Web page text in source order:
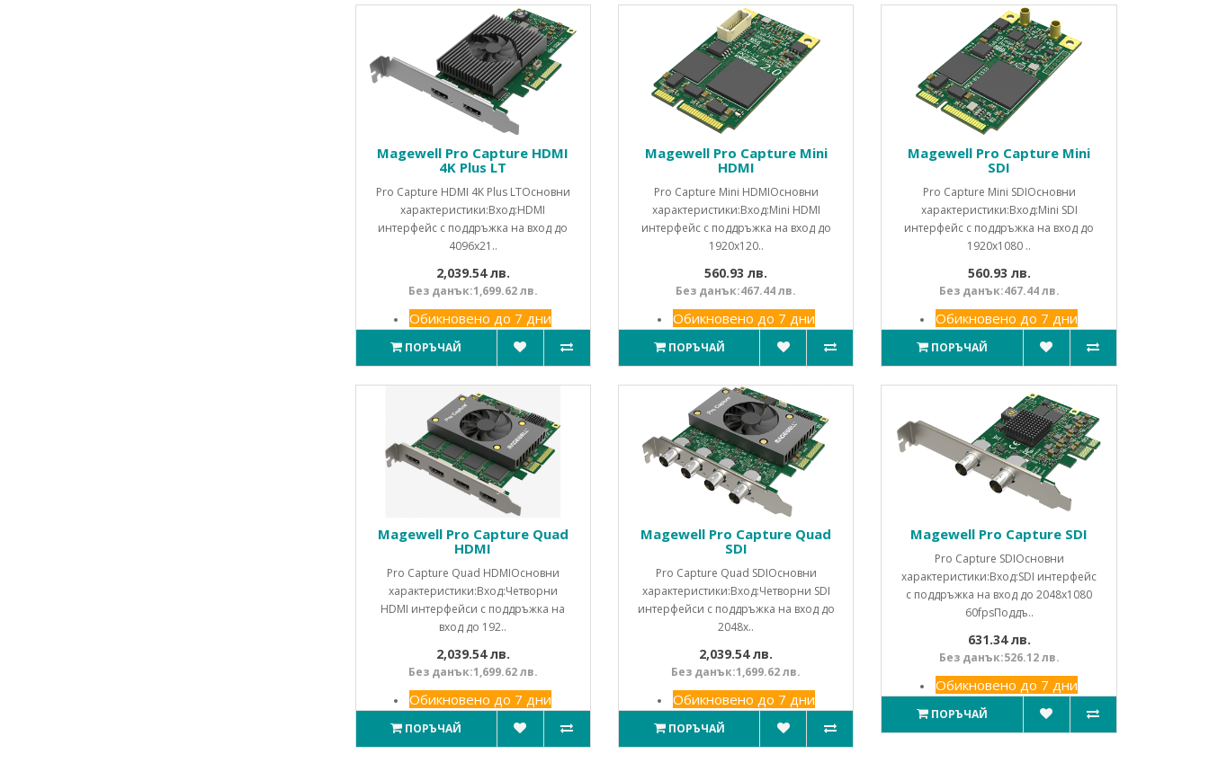
Magewell Pro Capture HDMI
4K Plus LT
Pro Capture HDMI 4K Plus LTОсновни
характеристики:Вход:HDMI
интерфейс с поддръжка на вход до
4096x21..
2,039.54 лв.
Без данък:1,699.62 лв.
Обикновено до 7 дни
ПОРЪЧАЙ
Magewell Pro Capture Mini
HDMI
Pro Capture Mini HDMIОсновни
характеристики:Вход:Mini HDMI
интерфейс с поддръжка на вход до
1920x120..
560.93 лв.
Без данък:467.44 лв.
Обикновено до 7 дни
ПОРЪЧАЙ
Magewell Pro Capture Mini
SDI
Pro Capture Mini SDIОсновни
характеристики:Вход:Mini SDI
интерфейс с поддръжка на вход до
1920x1080 ..
560.93 лв.
Без данък:467.44 лв.
Обикновено до 7 дни
ПОРЪЧАЙ
Magewell Pro Capture Quad
HDMI
Pro Capture Quad HDMIОсновни
характеристики:Вход:Четворни
HDMI интерфейси с поддръжка на
вход до 192..
2,039.54 лв.
Без данък:1,699.62 лв.
Обикновено до 7 дни
ПОРЪЧАЙ
Magewell Pro Capture Quad
SDI
Pro Capture Quad SDIОсновни
характеристики:Вход:Четворни SDI
интерфейси с поддръжка на вход до
2048x..
2,039.54 лв.
Без данък:1,699.62 лв.
Обикновено до 7 дни
ПОРЪЧАЙ
Magewell Pro Capture SDI
Pro Capture SDIОсновни
характеристики:Вход:SDI интерфейс
с поддръжка на вход до 2048x1080
60fpsПоддъ..
631.34 лв.
Без данък:526.12 лв.
Обикновено до 7 дни
ПОРЪЧАЙ